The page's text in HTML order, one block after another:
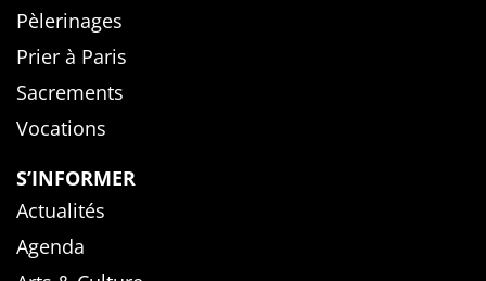
Pèlerinages
Prier à Paris
Sacrements
Vocations
S’INFORMER
Actualités
Agenda